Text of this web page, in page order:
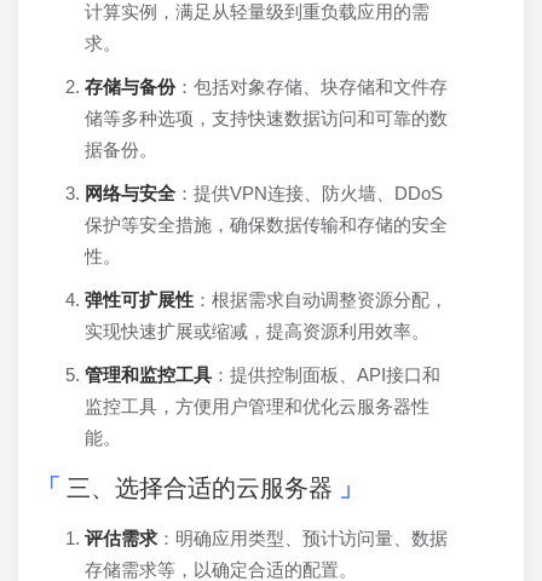
计算实例，满足从轻量级到重负载应用的需
求。
存储与备份：包括对象存储、块存储和文件存
储等多种选项，支持快速数据访问和可靠的数
据备份。
网络与安全：提供VPN连接、防火墙、DDoS
保护等安全措施，确保数据传输和存储的安全
性。
弹性可扩展性 ：根据需求自动调整资源分配，
实现快速扩展或缩减，提高资源利用效率。
管理和监控工具 ：提供控制面板、API接口和
监控工具，方便用户管理和优化云服务器性
能。
三、选择合适的云服务器
评估需求 ：明确应用类型、预计访问量、数据
存储需求等，以确定合适的配置。